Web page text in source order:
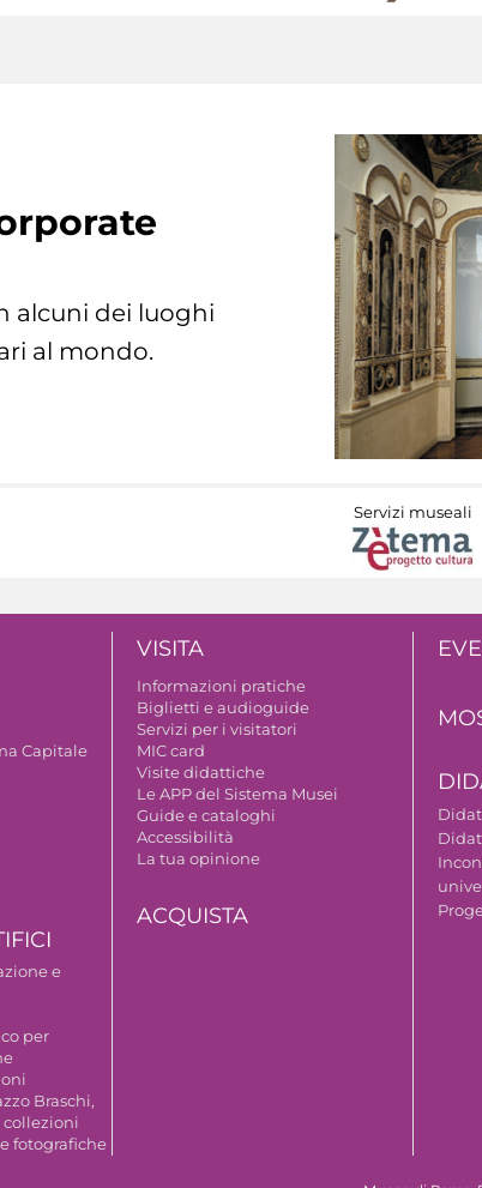
alcuni dei luoghi
al mondo.
Servizi museali
Capitale
e
per
Braschi,
collezioni
fotografiche
VISITA
Informazioni pratiche
Biglietti e audioguide
Servizi per i visitatori
MIC card
Visite didattiche
Le APP del Sistema Musei
Guide e cataloghi
Accessibilità
La tua opinione
ACQUISTA